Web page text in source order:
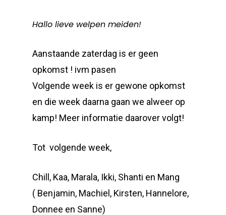
Hallo lieve welpen meiden!
Aanstaande zaterdag is er geen
opkomst ! ivm pasen
Volgende week is er gewone opkomst
en die week daarna gaan we alweer op
kamp! Meer informatie daarover volgt!
Tot volgende week,
Chill, Kaa, Marala, Ikki, Shanti en Mang
( Benjamin, Machiel, Kirsten, Hannelore,
Donnee en Sanne)